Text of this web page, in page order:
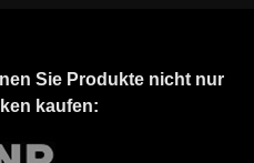
Sie Produkte nicht nur
kaufen: